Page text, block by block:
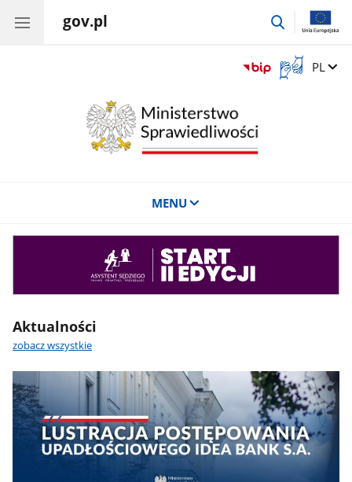
gov.pl
przejdź
Otwórz
okno
Zmień
PL
MENU
Aktualności
zobacz wszystkie